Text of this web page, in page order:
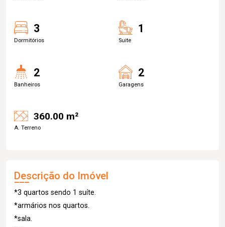
3
Dormitórios
1
Suite
2
Banheiros
2
Garagens
360.00 m²
A. Terreno
Descrição do Imóvel
*3 quartos sendo 1 suíte.
*armários nos quartos.
*sala.